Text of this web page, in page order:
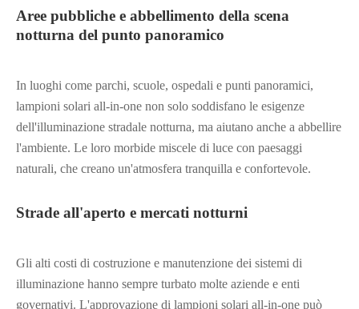
Aree pubbliche e abbellimento della scena
notturna del punto panoramico
In luoghi come parchi, scuole, ospedali e punti panoramici,
lampioni solari all-in-one non solo soddisfano le esigenze
dell'illuminazione stradale notturna, ma aiutano anche a abbellire
l'ambiente. Le loro morbide miscele di luce con paesaggi
naturali, che creano un'atmosfera tranquilla e confortevole.
Strade all'aperto e mercati notturni
Gli alti costi di costruzione e manutenzione dei sistemi di
illuminazione hanno sempre turbato molte aziende e enti
governativi. L'approvazione di lampioni solari all-in-one può